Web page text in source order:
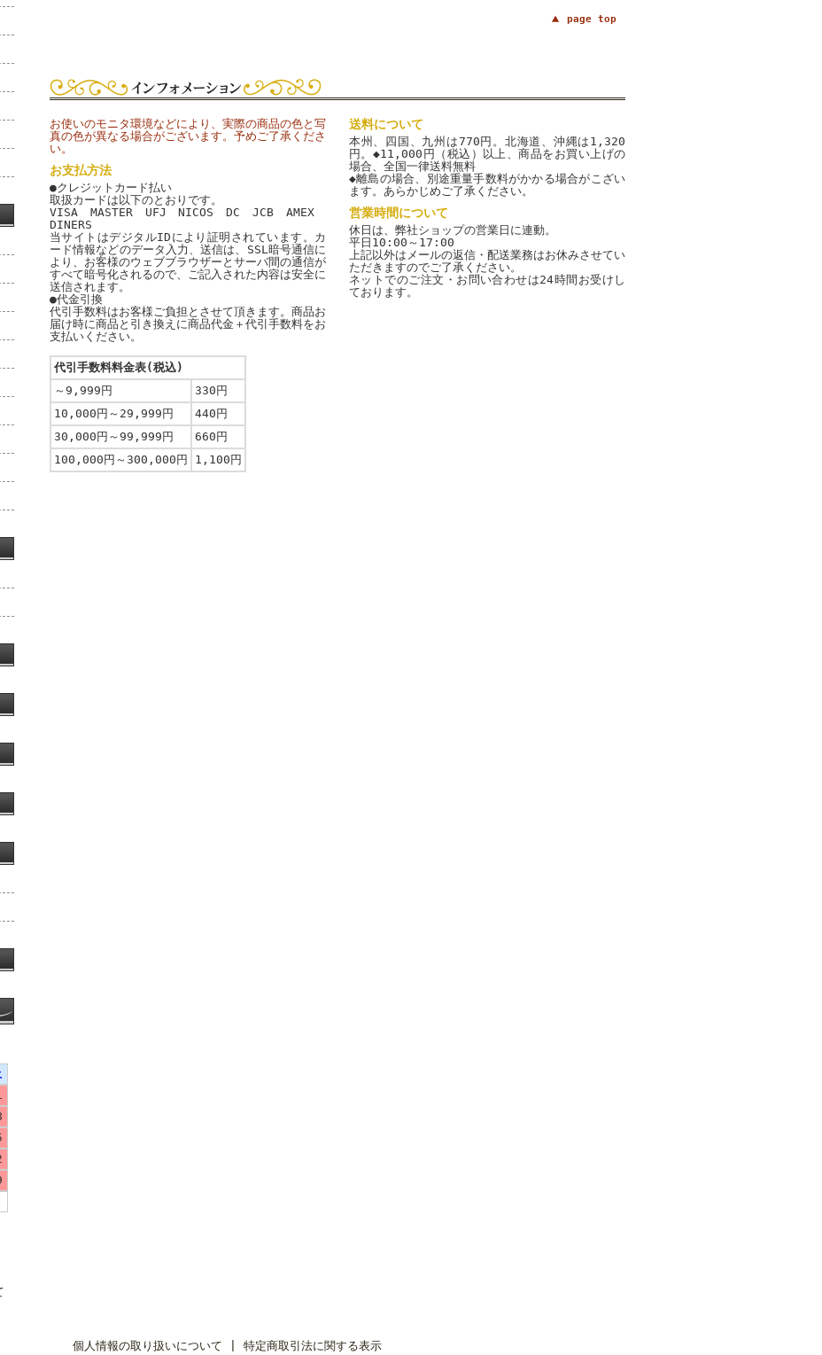
page top
お使いのモニタ環境などにより、実際の商品の色と写
真の色が異なる場合がございます。予めご了承くださ
い。
お支払方法
●クレジットカード払い
取扱カードは以下のとおりです。
VISA MASTER UFJ NICOS DC JCB AMEX
DINERS
当サイトはデジタルIDにより証明されています。カ
ード情報などのデータ入力、送信は、SSL暗号通信に
より、お客様のウェブブラウザーとサーバ間の通信が
すべて暗号化されるので、ご記入された内容は安全に
送信されます。
●代金引換
代引手数料はお客様ご負担とさせて頂きます。商品お
届け時に商品と引き換えに商品代金＋代引手数料をお
支払いください。
代引手数料料金表(税込)
～9,999円
330円
10,000円～29,999円
440円
30,000円～99,999円
660円
100,000円～300,000円
1,100円
送料について
本州、四国、九州は770円。北海道、沖縄は1,320
円。◆11,000円（税込）以上、商品をお買い上げの
場合、全国一律送料無料
◆離島の場合、別途重量手数料がかかる場合がこざい
ます。あらかじめご了承ください。
営業時間について
休日は、弊社ショップの営業日に連動。
平日10:00～17:00
上記以外はメールの返信・配送業務はお休みさせてい
ただきますのでご了承ください。
ネットでのご注文・お問い合わせは24時間お受けし
ております。
個人情報の取り扱いについて 特定商取引法に関する表示